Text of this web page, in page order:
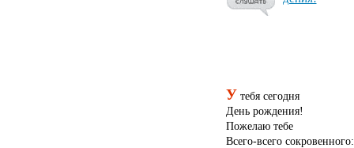
У тебя сегодня
День рождения!
Пожелаю тебе
Всего-всего сокровенного: